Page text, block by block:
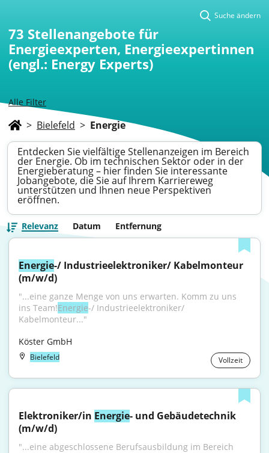
Alle Filter
Suche ändern
73 Stellenangebote für
Energieexperten, Energieexpertinnen
(engl.: Energy Experts)
> Bielefeld > Energie
Entdecken Sie vielfältige Stellenanzeigen im Bereich
der Energie. Ob im technischen Sektor oder in der
Energieberatung – hier finden Sie interessante
Jobangebote, die Sie auf Ihrem Karriereweg
unterstützen und Ihnen neue Perspektiven
eröffnen.
Relevanz Datum Entfernung
Energie-/ Industrieelektroniker/ Kabelmonteur
(m/w/d)
"...eine ganze Menge von uns erwarten. Komm zu uns
ins Team!Energie-/ Industrieelektroniker/
Kabelmonteur..."
Köster GmbH
Bielefeld Vollzeit
Elektroniker/in Energie- und Gebäudetechnik
(m/w/d)
"...eine abgeschlossene Berufsausbildung im Bereich